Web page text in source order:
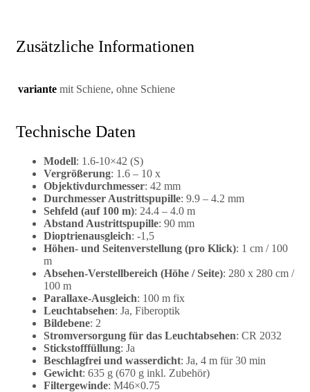
Zusätzliche Informationen
variante mit Schiene, ohne Schiene
Technische Daten
Modell: 1.6-10×42 (S)
Vergrößerung: 1.6 – 10 x
Objektivdurchmesser: 42 mm
Durchmesser Austrittspupille: 9.9 – 4.2 mm
Sehfeld (auf 100 m): 24.4 – 4.0 m
Abstand Austrittspupille: 90 mm
Dioptrienausgleich: -1,5
Höhen- und Seitenverstellung (pro Klick): 1 cm / 100
m
Absehen-Verstellbereich (Höhe / Seite): 280 x 280 cm /
100 m
Parallaxe-Ausgleich: 100 m fix
Leuchtabsehen: Ja, Fiberoptik
Bildebene: 2
Stromversorgung für das Leuchtabsehen: CR 2032
Stickstofffüllung: Ja
Beschlagfrei und wasserdicht: Ja, 4 m für 30 min
Gewicht: 635 g (670 g inkl. Zubehör)
Filtergewinde: M46×0.75